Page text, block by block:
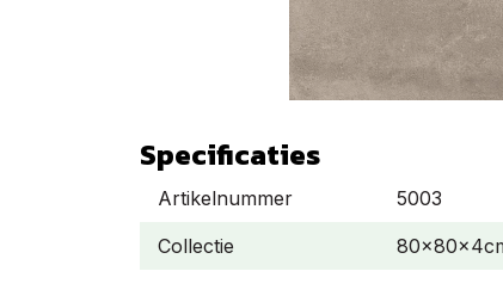
Specificaties
Artikelnummer
5003
Collectie